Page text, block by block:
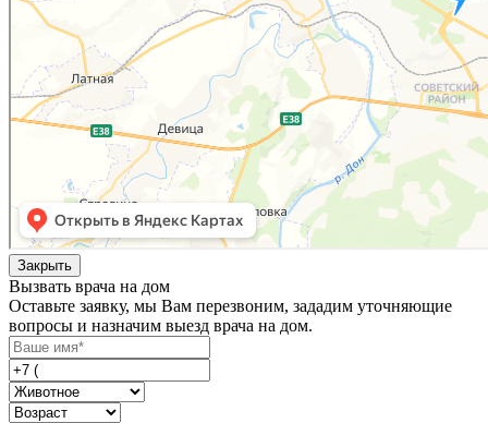
Закрыть
Вызвать врача на дом
Оставьте заявку, мы Вам перезвоним, зададим уточняющие
вопросы и назначим выезд врача на дом.